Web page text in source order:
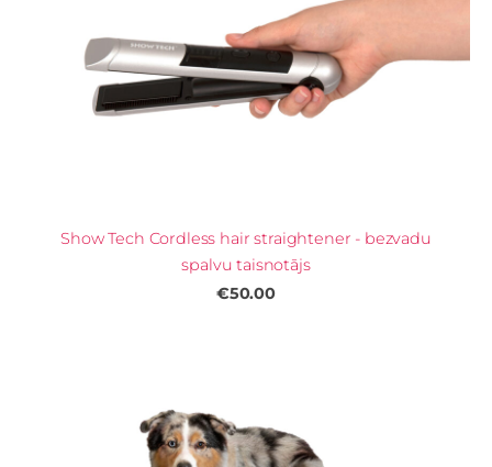
Show Tech Cordless hair straightener - bezvadu
spalvu taisnotājs
€50.00